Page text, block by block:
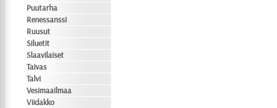
Puutarha
Renessanssi
Ruusut
Siluetit
Slaavilaiset
Taivas
Talvi
Vesimaailmaa
Viidakko